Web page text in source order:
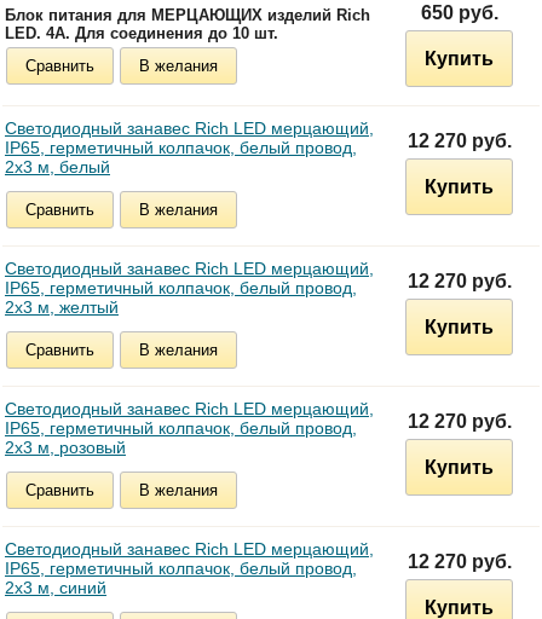
Блок питания для МЕРЦАЮЩИХ изделий Rich
LED. 4А. Для соединения до 10 шт.
Сравнить
В желания
650 руб.
Купить
Светодиодный занавес Rich LED мерцающий,
IP65, герметичный колпачок, белый провод,
2х3 м, белый
Сравнить В желания
12 270 руб.
Купить
Светодиодный занавес Rich LED мерцающий,
IP65, герметичный колпачок, белый провод,
2х3 м, желтый
Сравнить В желания
12 270 руб.
Купить
Светодиодный занавес Rich LED мерцающий,
IP65, герметичный колпачок, белый провод,
2х3 м, розовый
Сравнить В желания
12 270 руб.
Купить
Светодиодный занавес Rich LED мерцающий,
IP65, герметичный колпачок, белый провод,
2х3 м, синий
12 270 руб.
Купить